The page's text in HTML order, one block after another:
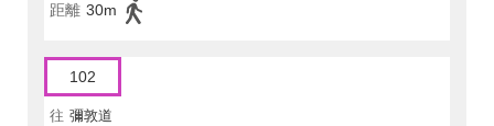
距離 30m
102
往 彌敦道